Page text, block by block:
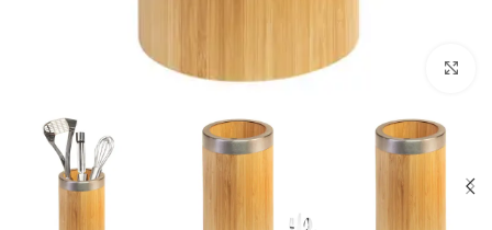
بزرگنمایی تصویر